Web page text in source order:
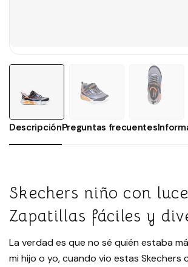
DescripciónPreguntas frecuentes
Skechers niño con
Zapatillas fáciles y
La verdad es que no sé quién estaba
mi hijo o yo, cuando vio estas Skechers